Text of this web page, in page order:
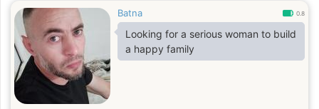
Batna 0.8
Looking for a serious woman to build
a happy family